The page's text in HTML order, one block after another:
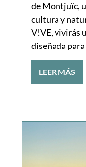
de Montjuïc,
cultura y
V!VE, vivirás
diseñada
LEER MÁS